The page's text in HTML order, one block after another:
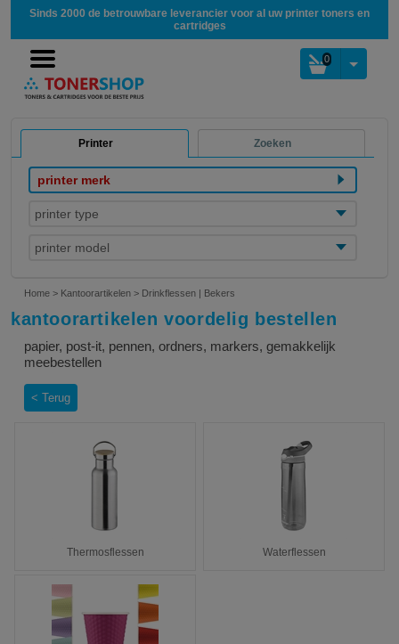
Sinds 2000 de betrouwbare leverancier voor al uw printer toners en
cartridges
0
Printer Zoeken
printer merk
printer type
printer model
Home > Kantoorartikelen > Drinkflessen | Bekers
kantoorartikelen voordelig bestellen
papier, post-it, pennen, ordners, markers, gemakkelijk
meebestellen
Terug
Thermosflessen Waterflessen